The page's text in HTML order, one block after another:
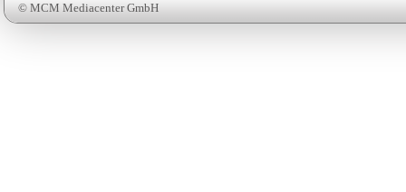
© MCM Mediacenter GmbH